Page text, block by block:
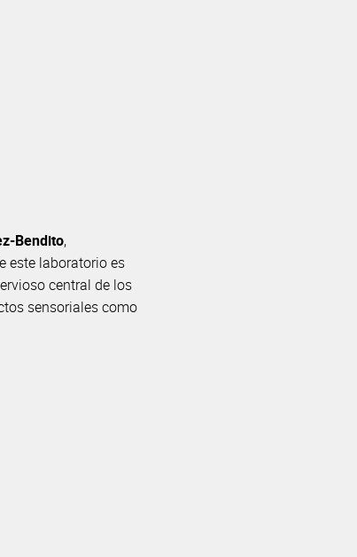
Bendito,
este laboratorio es
central de los
sensoriales como